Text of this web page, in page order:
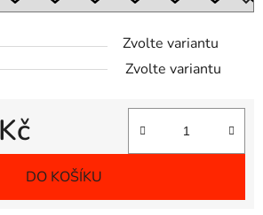
Zvolte variantu
Zvolte variantu
DO KOŠÍKU